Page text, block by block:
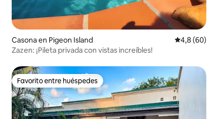
Casona en Pigeon Island Calificación
4,8 (60)
Zazen: ¡Pileta privada con vistas increíbles!
Favorito entre huéspedes
Favorito entre huéspedes